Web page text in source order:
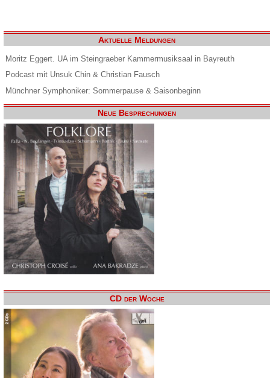
Aktuelle Meldungen
Moritz Eggert. UA im Steingraeber Kammermusiksaal in Bayreuth
Podcast mit Unsuk Chin & Christian Fausch
Münchner Symphoniker: Sommerpause & Saisonbeginn
Neue Besprechungen
CD der Woche